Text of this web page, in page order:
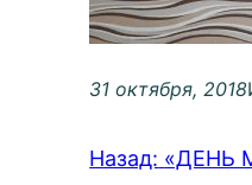
31 октября, 2018
Назад: «ДЕНЬ